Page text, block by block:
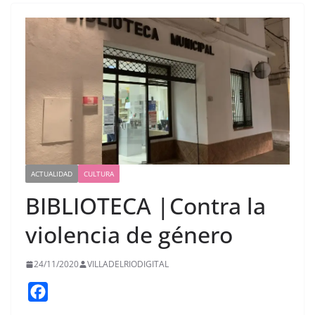
ACTUALIDAD CULTURA
BIBLIOTECA |Contra la
violencia de género
24/11/2020 VILLADELRIODIGITAL